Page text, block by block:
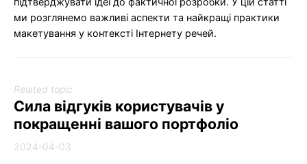
ми розглянемо важливі аспекти та найкращі практики
макетування у контексті Інтернету речей.
Related topic
Сила відгуків користувачів у
покращенні вашого портфоліо
2024-04-03